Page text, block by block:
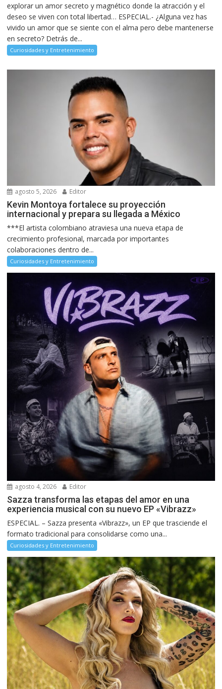
explorar un amor secreto y magnético donde la atracción y el
deseo se viven con total libertad… ESPECIAL.- ¿Alguna vez has
vivido un amor que se siente con el alma pero debe mantenerse
en secreto? Detrás de...
Curiosidades y Entretenimiento
agosto 5, 2026 Editor
Kevin Montoya fortalece su proyección
internacional y prepara su llegada a México
***El artista colombiano atraviesa una nueva etapa de
crecimiento profesional, marcada por importantes
colaboraciones dentro de...
Curiosidades y Entretenimiento
agosto 4, 2026 Editor
Sazza transforma las etapas del amor en una
experiencia musical con su nuevo EP «Vibrazz»
ESPECIAL. – Sazza presenta «Vibrazz», un EP que trasciende el
formato tradicional para consolidarse como una...
Curiosidades y Entretenimiento